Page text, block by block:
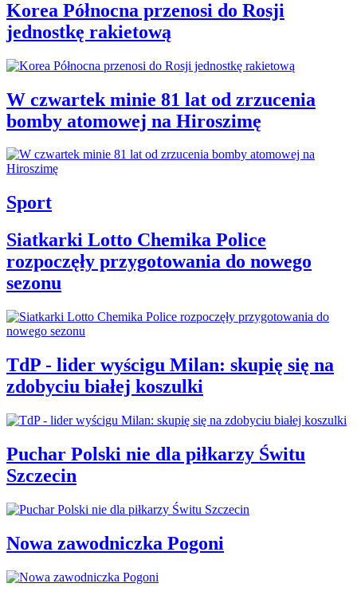
Korea Północna przenosi do Rosji
jednostkę rakietową
W czwartek minie 81 lat od zrzucenia
bomby atomowej na Hiroszimę
Sport
Siatkarki Lotto Chemika Police
rozpoczęły przygotowania do nowego
sezonu
TdP - lider wyścigu Milan: skupię się na
zdobyciu białej koszulki
Puchar Polski nie dla piłkarzy Świtu
Szczecin
Nowa zawodniczka Pogoni